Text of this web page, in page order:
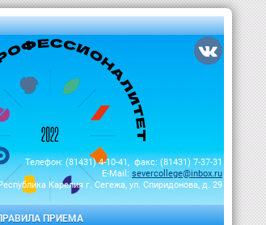
Телефон: (81431) 4-10-41, факс: (81431) 7-37-31
E-Mail: severcollege@inbox.ru
Карелия г. Сегежа, ул. Спиридонова, д. 29
ПРИЕМА